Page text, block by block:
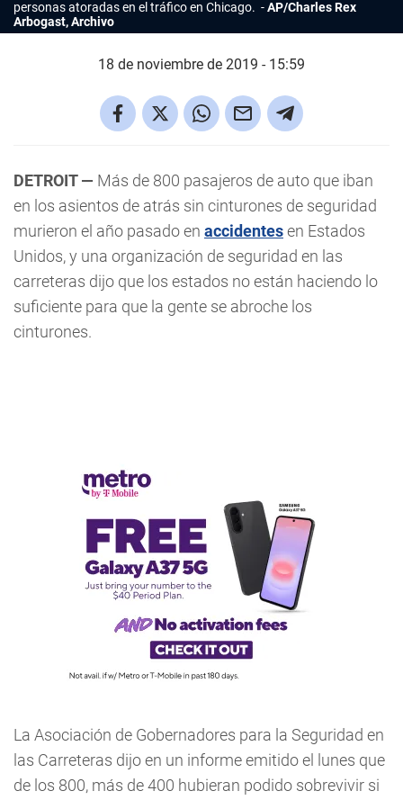
personas atoradas en el tráfico en Chicago.
AP/Charles Rex
Arbogast, Archivo
18 de noviembre de 2019 - 15:59
DETROIT — Más de 800 pasajeros de auto que iban
en los asientos de atrás sin cinturones de seguridad
murieron el año pasado en accidentesen Estados
Unidos, y una organización de seguridad en las
carreteras dijo que los estados no están haciendo lo
suficiente para que la gente se abroche los
cinturones.
La Asociación de Gobernadores para la Seguridad en
las Carreteras dijo en un informe emitido el lunes que
de los 800, más de 400 hubieran podido sobrevivir si